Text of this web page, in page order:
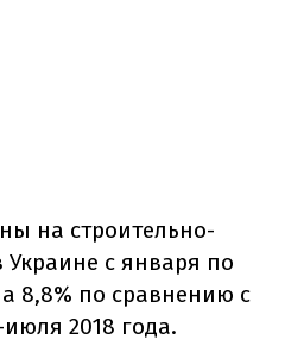
на строительно-
с января по
8,8% по сравнению с
2018 года.